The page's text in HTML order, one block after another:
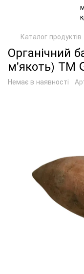
Каталог продуктів
Органічний
м'якоть) ТМ
Немає в наявності